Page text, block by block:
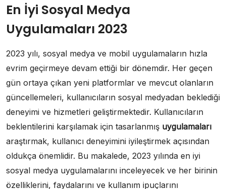
En İyi Sosyal Medya
Uygulamaları 2023
2023 yılı, sosyal medya ve mobil uygulamaların hızla
evrim geçirmeye devam ettiği bir dönemdir. Her geçen
gün ortaya çıkan yeni platformlar ve mevcut olanların
güncellemeleri, kullanıcıların sosyal medyadan beklediği
deneyimi ve hizmetleri geliştirmektedir. Kullanıcıların
beklentilerini karşılamak için tasarlanmış uygulamaları
araştırmak, kullanıcı deneyimini iyileştirmek açısından
oldukça önemlidir. Bu makalede, 2023 yılında en iyi
sosyal medya uygulamalarını inceleyecek ve her birinin
özelliklerini, faydalarını ve kullanım ipuçlarını